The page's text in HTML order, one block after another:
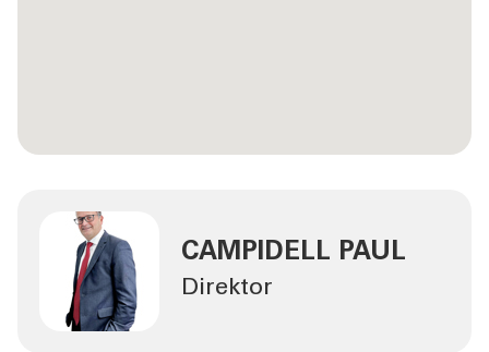
CAMPIDELL PAUL
Direktor